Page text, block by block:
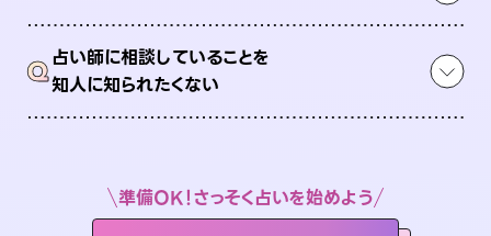
Q占い師に相談していることを
知人に知られたくない
準備OK！さっそく占いを始めよう